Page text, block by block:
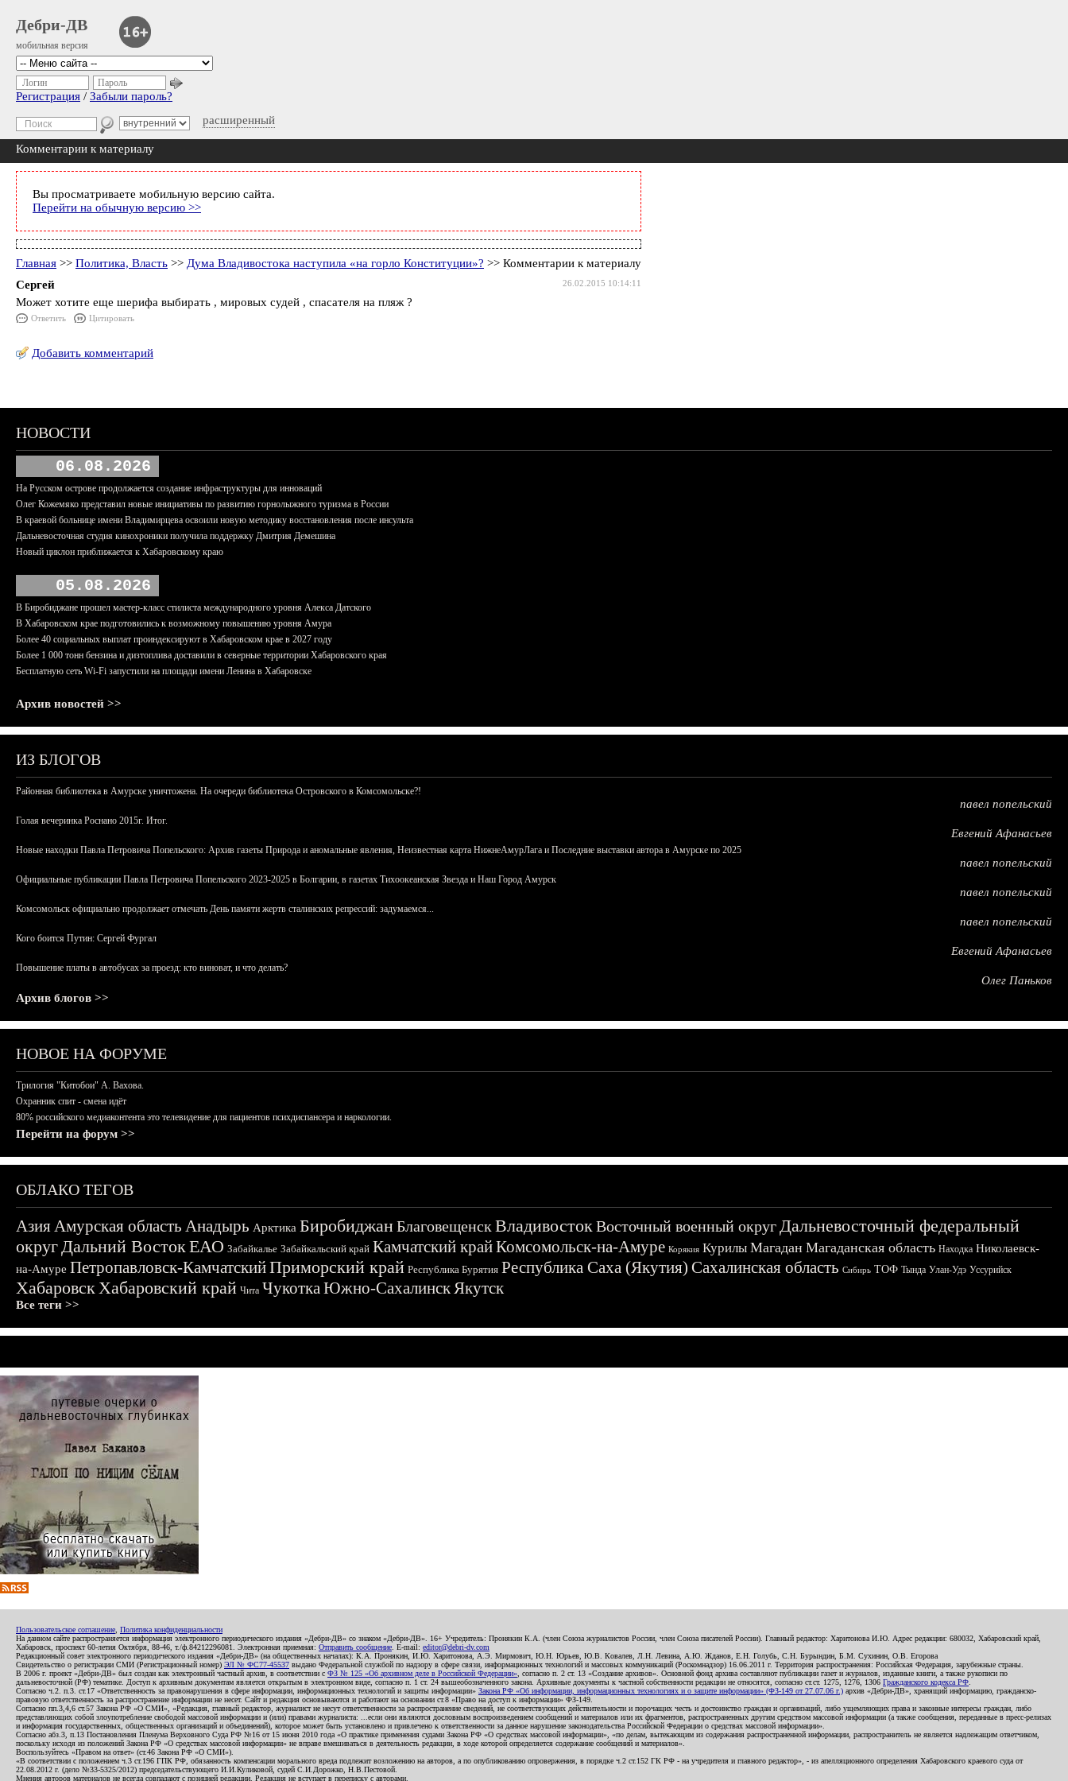
Дебри-ДВ
мобильная версия
расширенный
Логин Пароль
Регистрация / Забыли пароль?
Комментарии к материалу
Вы просматриваете мобильную версию сайта.
Перейти на обычную версию >>
Главная >> Политика, Власть >> Дума Владивостока наступила «на горло Конституции»? >> Комментарии к материалу
26.02.2015 10:14:11
Сергей
Может хотите еще шерифа выбирать , мировых судей , спасателя на пляж ?
Ответить Цитировать
Добавить комментарий
НОВОСТИ
06.08.2026
На Русском острове продолжается создание инфраструктуры для инноваций
Олег Кожемяко представил новые инициативы по развитию горнолыжного туризма в России
В краевой больнице имени Владимирцева освоили новую методику восстановления после инсульта
Дальневосточная студия кинохроники получила поддержку Дмитрия Демешина
Новый циклон приближается к Хабаровскому краю
05.08.2026
В Биробиджане прошел мастер-класс стилиста международного уровня Алекса Датского
В Хабаровском крае подготовились к возможному повышению уровня Амура
Более 40 социальных выплат проиндексируют в Хабаровском крае в 2027 году
Более 1 000 тонн бензина и дизтоплива доставили в северные территории Хабаровского края
Бесплатную сеть Wi-Fi запустили на площади имени Ленина в Хабаровске
Архив новостей >>
ИЗ БЛОГОВ
Районная библиотека в Амурске уничтожена. На очереди библиотека Островского в Комсомольске?!
павел попельский
Голая вечеринка Роснано 2015г. Итог.
Евгений Афанасьев
Новые находки Павла Петровича Попельского: Архив газеты Природа и аномальные явления, Неизвестная карта НижнеАмурЛага и Последние выставки автора в Амурске по 2025
павел попельский
Официальные публикации Павла Петровича Попельского 2023-2025 в Болгарии, в газетах Тихоокеанская Звезда и Наш Город Амурск
павел попельский
Комсомольск официально продолжает отмечать День памяти жертв сталинских репрессий: задумаемся...
павел попельский
Кого боится Путин: Сергей Фургал
Евгений Афанасьев
Повышение платы в автобусах за проезд: кто виноват, и что делать?
Олег Паньков
Архив блогов >>
НОВОЕ НА ФОРУМЕ
Трилогия "Китобои" А. Вахова.
Охранник спит - смена идёт
80% российского медиаконтента это телевидение для пациентов психдиспансера и наркологии.
Перейти на форум >>
ОБЛАКО ТЕГОВ
АзияАмурская область Анадырь Арктика БиробиджанБлаговещенскВладивостокВосточный военный округДальневосточный федеральный
округДальний ВостокЕАО Забайкалье Забайкальский край Камчатский крайКомсомольск-на-Амуре Корякия Курилы Магадан Магаданская область Находка Николаевск-
на-Амуре Петропавловск-КамчатскийПриморский край Республика Бурятия Республика Саха (Якутия) Сахалинская область Сибирь ТОФ Тында Улан-Удэ Уссурийск
ХабаровскХабаровский край Чита ЧукоткаЮжно-СахалинскЯкутск
Все теги >>
Пользовательское соглашение Политика конфиденциальности
На данном сайте распространяется информация электронного периодического издания «Дебри-ДВ» со знаком «Дебри-ДВ». 16+ Учредитель: Пронякин К.А. (член Союза журналистов России, член Союза писателей России). Главный редактор: Харитонова И.Ю. Адрес редакции: 680032, Хабаровский край,
Хабаровск, проспект 60-летия Октября, 88-46, т./ф.84212296081. Электронная приемная: Отправить сообщение . E-mail: editor@debri-dv.com
Редакционный совет электронного периодического издания «Дебри-ДВ» (на общественных началах): К.А. Пронякин, И.Ю. Харитонова, А.Э. Мирмович, Ю.Н. Юрьев, Ю.В. Ковалев, Л.Н. Левина, А.Ю. Жданов, Е.Н. Голубь, С.Н. Бурындин, Б.М. Сухинин, О.В. Егорова
Свидетельство о регистрации СМИ (Регистрационный номер) ЭЛ № ФС77-45537 выдано Федеральной службой по надзору в сфере связи, информационных технологий и массовых коммуникаций (Роскомнадзор) 16.06.2011 г. Территория распространения: Российская Федерация, зарубежные страны.
В 2006 г. проект «Дебри-ДВ» был создан как электронный частный архив, в соответствии с ФЗ № 125 «Об архивном деле в Российской Федерации» , согласно п. 2 ст. 13 «Создание архивов». Основной фонд архива составляют публикации газет и журналов, изданные книги, а также рукописи по
дальневосточной (РФ) тематике. Доступ к архивным документам является открытым в электронном виде, согласно п. 1 ст. 24 вышеобозначенного закона. Архивные документы к частной собственности редакции не относятся, согласно ст.ст. 1275, 1276, 1306 Гражданского кодекса РФ
Согласно ч.2. п.3. ст.17 «Ответственность за правонарушения в сфере информации, информационных технологий и защиты информации» Закона РФ «Об информации, информационных технологиях и о защите информации» (ФЗ-149 от 27.07.06 г.) архив «Дебри-ДВ», хранящий информацию, гражданско-
правовую ответственность за распространение информации не несет. Сайт и редакция основываются и работают на основании ст.8 «Право на доступ к информации» ФЗ-149.
Согласно пп.3,4,6 ст.57 Закона РФ «О СМИ», «Редакция, главный редактор, журналист не несут ответственности за распространение сведений, не соответствующих действительности и порочащих честь и достоинство граждан и организаций, либо ущемляющих права и законные интересы граждан, либо
представляющих собой злоупотребление свободой массовой информации и (или) правами журналиста: ...если они являются дословным воспроизведением сообщений и материалов или их фрагментов, распространенных другим средством массовой информации (а также сообщения, переданные в пресс-релизах
и информация государственных, общественных организаций и объединений), которое может быть установлено и привлечено к ответственности за данное нарушение законодательства Российской Федерации о средствах массовой информации».
Согласно абз.3, п.13 Постановления Пленума Верховного Суда РФ №16 от 15 июня 2010 года «О практике применения судами Закона РФ «О средствах массовой информации», «по делам, вытекающим из содержания распространенной информации, распространитель не является надлежащим ответчиком,
поскольку исходя из положений Закона РФ «О средствах массовой информации» не вправе вмешиваться в деятельность редакции, в ходе которой определяется содержание сообщений и материалов».
Воспользуйтесь «Правом на ответ» (ст.46 Закона РФ «О СМИ»).
«В соответствии с положением ч.3 ст.196 ГПК РФ, обязанность компенсации морального вреда подлежит возложению на авторов, а по опубликованию опровержения, в порядке ч.2 ст.152 ГК РФ - на учредителя и главного редактор», - из апелляционного определения Хабаровского краевого суда от
22.08.2012 г. (дело №33-5325/2012) председательствующего И.И.Куликовой, судей С.И.Дорожко, Н.В.Пестовой.
Мнения авторов материалов не всегда совпадают с позицией редакции. Редакция не вступает в переписку с авторами.